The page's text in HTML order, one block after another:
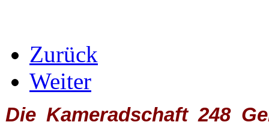
Zurück
Weiter
Die Kameradschaft 248